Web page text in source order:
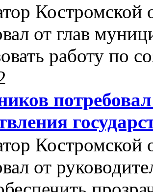
Костромской
от глав
работу по
Костромской
от